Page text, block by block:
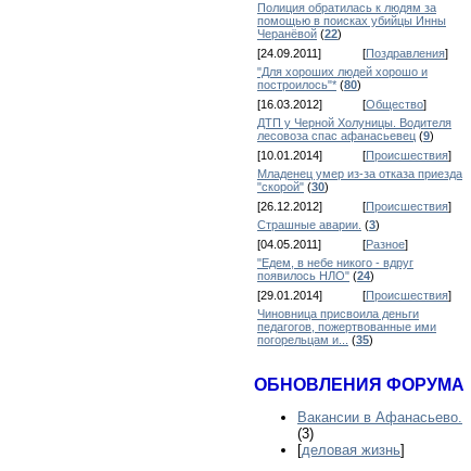
Полиция обратилась к людям за
помощью в поисках убийцы Инны
Черанёвой (22)
[24.09.2011]
[Поздравления]
"Для хороших людей хорошо и
построилось"* (80)
[16.03.2012]
[Общество]
ДТП у Черной Холуницы. Водителя
лесовоза спас афанасьевец (9)
[10.01.2014]
[Происшествия]
Младенец умер из-за отказа приезда
"скорой" (30)
[26.12.2012]
[Происшествия]
Страшные аварии. (3)
[04.05.2011]
[Разное]
"Едем, в небе никого - вдруг
появилось НЛО" (24)
[29.01.2014]
[Происшествия]
Чиновница присвоила деньги
педагогов, пожертвованные ими
погорельцам и...
(35)
ОБНОВЛЕНИЯ ФОРУМА
Вакансии в Афанасьево.
(3)
[деловая жизнь]